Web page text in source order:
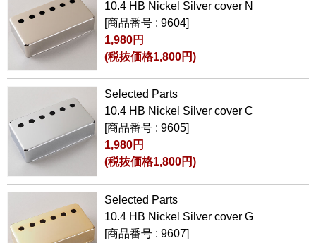
10.4 HB Nickel Silver cover N
[商品番号 : 9604]
1,980円
(税抜価格1,800円)
Selected Parts
10.4 HB Nickel Silver cover C
[商品番号 : 9605]
1,980円
(税抜価格1,800円)
Selected Parts
10.4 HB Nickel Silver cover G
[商品番号 : 9607]